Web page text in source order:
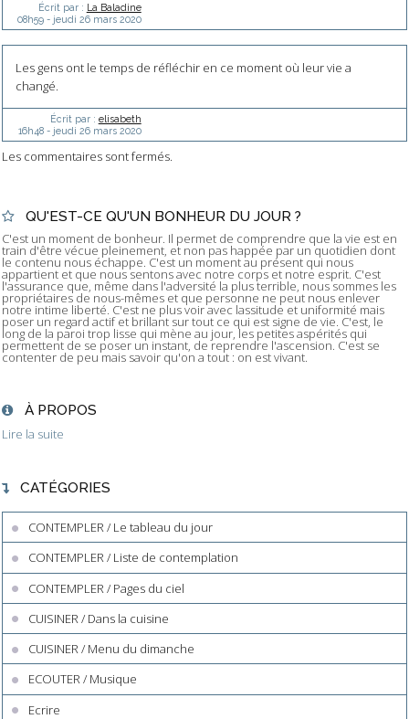
Écrit par : La Baladine
08h59- jeudi 26 mars 2020
Les gens ont le temps de réfléchir en ce moment où leur vie a
changé.
Écrit par : elisabeth
16h48- jeudi 26 mars 2020
Les commentaires sont fermés.
QU'EST-CE QU'UN BONHEUR DU JOUR ?
C'est un moment de bonheur. Il permet de comprendre que la vie est en
train d'être vécue pleinement, et non pas happée par un quotidien dont
le contenu nous échappe. C'est un moment au présent qui nous
appartient et que nous sentons avec notre corps et notre esprit. C'est
l'assurance que, même dans l'adversité la plus terrible, nous sommes les
propriétaires de nous-mêmes et que personne ne peut nous enlever
notre intime liberté. C'est ne plus voir avec lassitude et uniformité mais
poser un regard actif et brillant sur tout ce qui est signe de vie. C'est, le
long de la paroi trop lisse qui mène au jour, les petites aspérités qui
permettent de se poser un instant, de reprendre l'ascension. C'est se
contenter de peu mais savoir qu'on a tout : on est vivant.
À PROPOS
Lire la suite
CATÉGORIES
CONTEMPLER / Le tableau du jour
CONTEMPLER / Liste de contemplation
CONTEMPLER / Pages du ciel
CUISINER / Dans la cuisine
CUISINER / Menu du dimanche
ECOUTER / Musique
Ecrire